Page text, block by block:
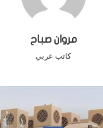
مروان صباح
كاتب عربي